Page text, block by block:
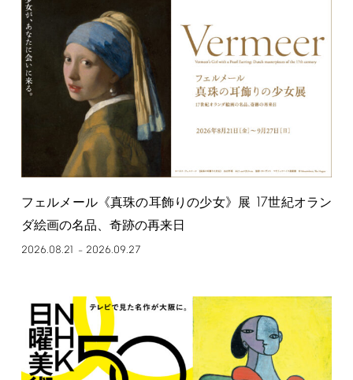
フェルメール《真珠の耳飾りの少女》展 17世紀オラン
ダ絵画の名品、奇跡の再来日
2026.08.21 – 2026.09.27